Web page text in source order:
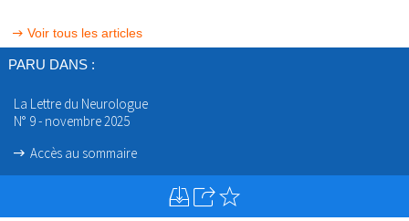
Voir tous les articles
PARU DANS :
La Lettre du Neurologue
N° 9 - novembre 2025
Accès au sommaire